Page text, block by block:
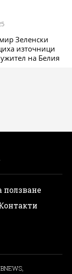
Зеленски
източници
ползване